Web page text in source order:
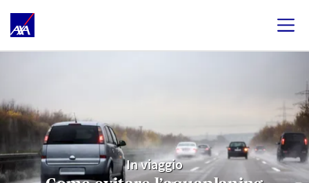
In viaggio